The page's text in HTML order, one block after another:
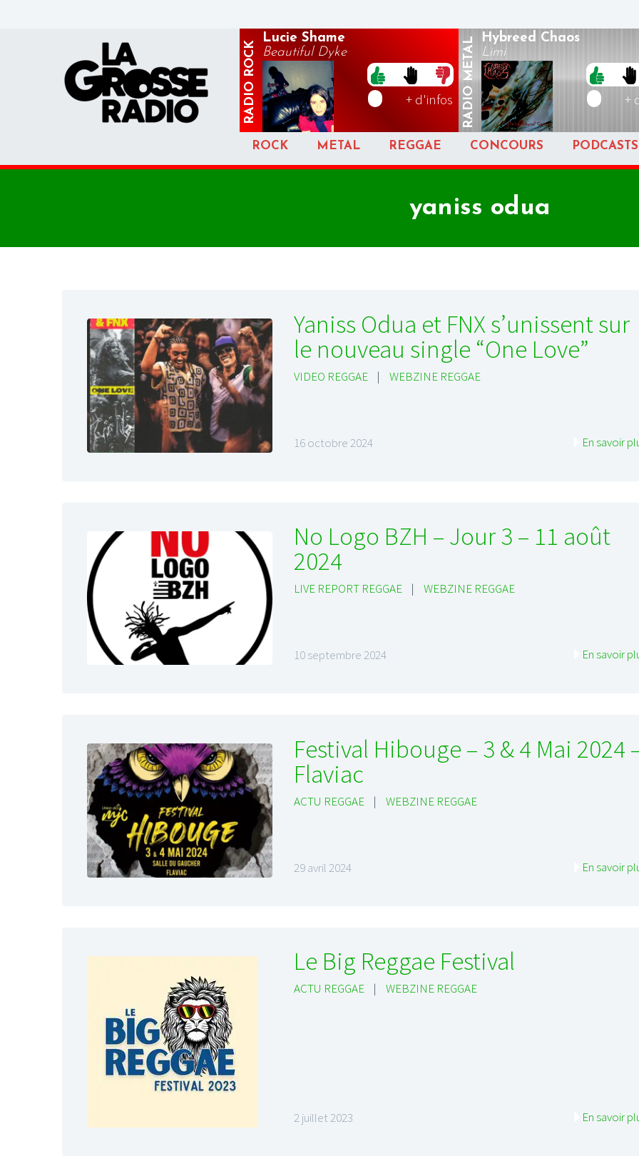
RADIO
ROCK
Lucie Shame
Beautiful Dyke
+ d'infos RADIO
METAL Hybreed Chaos
Limi
+
ROCK METAL REGGAE CONCOURS PODCASTS
yaniss odua
Yaniss Odua et FNX s’unissent sur
le nouveau single “One Love”
VIDEO REGGAE | WEBZINE REGGAE
16 octobre 2024 En savoir
No Logo BZH – Jour 3 – 11 août
2024
LIVE REPORT REGGAE | WEBZINE REGGAE
10 septembre 2024 En savoir
Festival Hibouge – 3 & 4 Mai 2024
Flaviac
ACTU REGGAE | WEBZINE REGGAE
29 avril 2024 En savoir
Le Big Reggae Festival
ACTU REGGAE | WEBZINE REGGAE
2 juillet 2023 En savoir
LE GROS RIFFIFI –